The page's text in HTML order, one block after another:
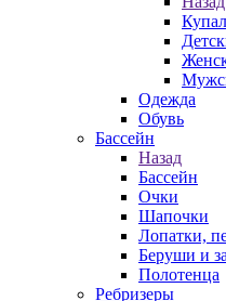
Одежда
Обувь
Бассейн
Назад
Бассейн
Очки
Шапочки
Лопатки,
Беруши и
Полотенца
Ребризеры